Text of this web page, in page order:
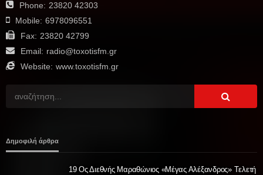
Phone: 23820 42303
Mobile: 6978096551
Fax: 23820 42799
Email: radio@toxotisfm.gr
Website: www.toxotisfm.gr
Δημοφιλή άρθρα
19 Ος Διεθνής Μαραθώνιος «Μέγας Αλέξανδρος» Tελετή